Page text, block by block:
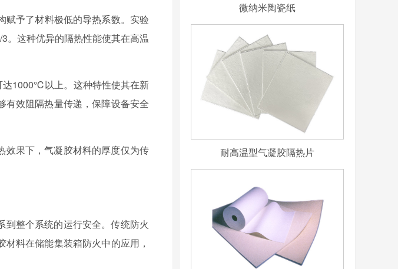
赋予了材料极低的导热系数。实验
。这种优异的隔热性能使其在高温
1000℃以上。这种特性使其在新
有效阻隔热量传递，保障设备安全
效果下，气凝胶材料的厚度仅为传
整个系统的运行安全。传统防火
料在储能集装箱防火中的应用，
微纳米陶瓷纸
耐高温型气凝胶隔热片